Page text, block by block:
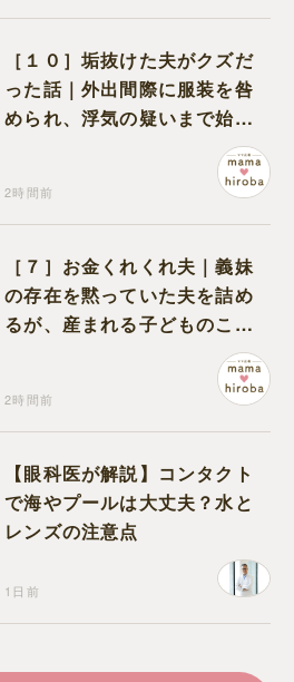
［１０］垢抜けた夫がクズだ
った話｜外出間際に服装を咎
められ、浮気の疑いまで始め
2時間前
［７］お金くれくれ夫｜義妹
の存在を黙っていた夫を詰め
るが、産まれる子どものこと
を第一に考えてと流される
2時間前
【眼科医が解説】コンタクト
で海やプールは大丈夫？水と
レンズの注意点
1日前